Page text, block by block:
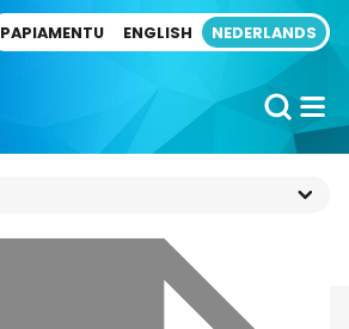
PAPIAMENTU ENGLISH NEDERLANDS